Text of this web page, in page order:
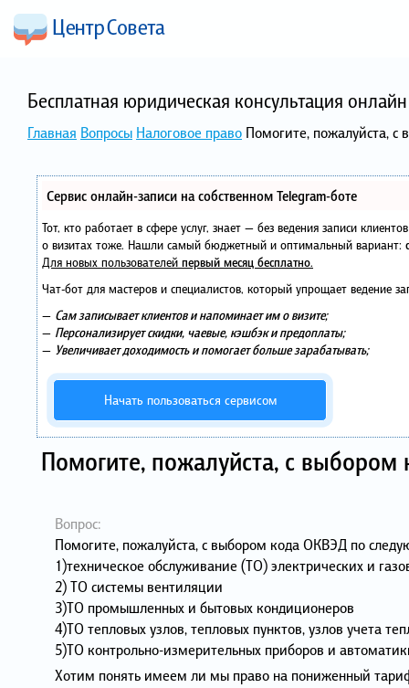
Бесплатная юридическая консультация
Главная Вопросы Налоговое право Помогите, пожалуйста,
Сервис онлайн-записи на собственном Telegram-боте
Тот, кто работает в сфере услуг, знает — без ведения записи
о визитах тоже. Нашли самый бюджетный и оптимальный вариант:
Для новых пользователей первый месяц бесплатно.
Чат-бот для мастеров и специалистов, который упрощает ведение
— Сам записывает клиентов и напоминает им о визите;
— Персонализирует скидки, чаевые, кэшбэк и предоплаты;
— Увеличивает доходимость и помогает больше зарабатывать;
Начать пользоваться сервисом
Помогите, пожалуйста, с
Вопрос:
Помогите, пожалуйста, с выбором кода ОКВЭД по
1)техническое обслуживание (ТО) электрических и
2) ТО системы вентиляции
3)ТО промышленных и бытовых кондиционеров
4)ТО тепловых узлов, тепловых пунктов, узлов учета
5)ТО контрольно-измерительных приборов и
Хотим понять имеем ли мы право на пониженный тариф